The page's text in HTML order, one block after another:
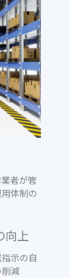
者が管
体制の
向上
示の自
減